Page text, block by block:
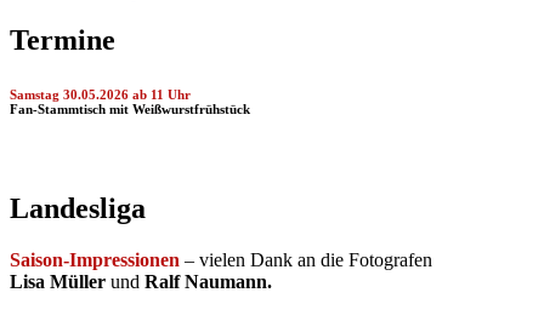
Termine
Samstag 30.05.2026 ab 11 Uhr
Fan-Stammtisch mit Weißwurstfrühstück
Landesliga
Saison-Impressionen – vielen Dank an die Fotografen
Lisa Müller und Ralf Naumann.